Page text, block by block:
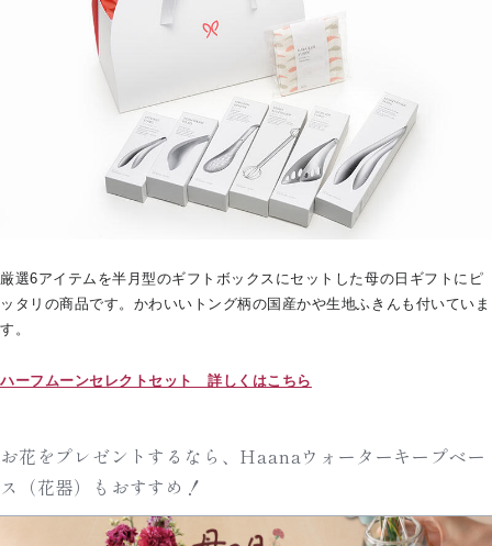
厳選6アイテムを半月型のギフトボックスにセットした母の日ギフトにピ
ッタリの商品です。かわいいトング柄の国産かや生地ふきんも付いていま
す。
ハーフムーンセレクトセット 詳しくはこちら
お花をプレゼントするなら、Haanaウォーターキープベー
ス（花器）もおすすめ！